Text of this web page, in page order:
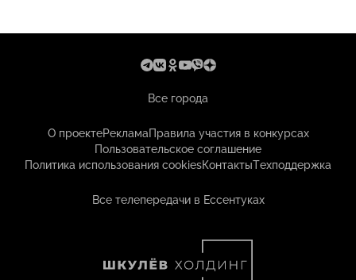
Все города
О проектеРекламаПравила участия в конкурсах
Пользовательское соглашение
Политика использования cookiesКонтактыТехподдержка
Все телепередачи в Ессентуках